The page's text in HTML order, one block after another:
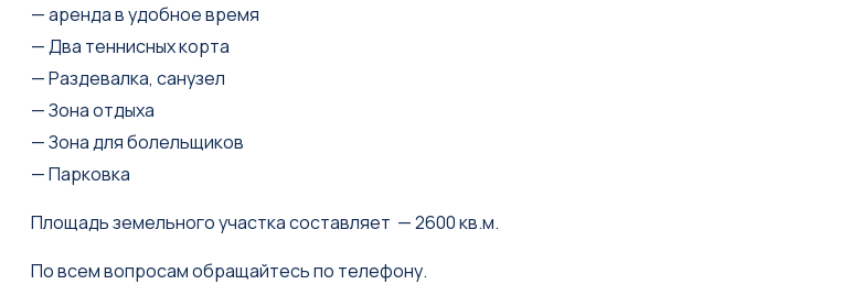
— аренда в удобное время
— Два теннисных корта
— Раздевалка, санузел
— Зона отдыха
— Зона для болельщиков
— Парковка
Площадь земельного участка составляет — 2600 кв.м.
По всем вопросам обращайтесь по телефону.